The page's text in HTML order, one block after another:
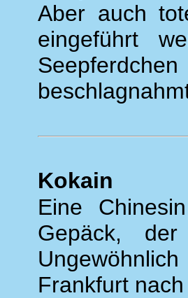
Aber auch
eingeführt
Kokain
Eine
Gepäck,
Frankfurt